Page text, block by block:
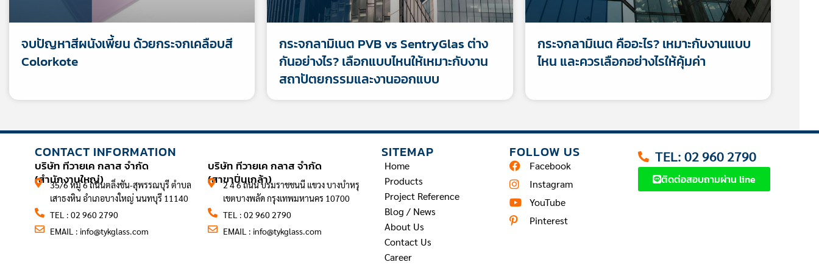
จบปัญหาสีผนังเพี้ยน ด้วยกระจกเคลือบสี
Colorkote
กระจกลามิเนต PVB vs SentryGlas ต่าง
กันอย่างไร? เลือกแบบไหนให้เหมาะกับงาน
สถาปัตยกรรมและงานออกแบบ
กระจกลามิเนต คืออะไร? เหมาะกับงานแบบ
ไหน และควรเลือกอย่างไรให้คุ้มค่า
CONTACT INFORMATION
บริษัท ทีวายเค กลาส จำกัด
(สำนักงานใหญ่)
35/6 หมู่ 6 ถนนตลิ่งชัน-สุพรรณบุรี ตำบล
เสาธงหิน อำเภอบางใหญ่ นนทบุรี 11140
TEL : 02 960 2790
EMAIL : info@tykglass.com
บริษัท ทีวายเค กลาส จำกัด
(สาขาปิ่นเกล้า)
2 4 6 ถนน บรมราชชนนี แขวง บางบำหรุ
เขตบางพลัด กรุงเทพมหานคร 10700
TEL : 02 960 2790
EMAIL : info@tykglass.com
SITEMAP
Home
Products
Project Reference
Blog / News
About Us
Contact Us
Career
FOLLOW US
Facebook
Instagram
YouTube
Pinterest
TEL: 02 960 2790
ติดต่อสอบถามผ่าน line